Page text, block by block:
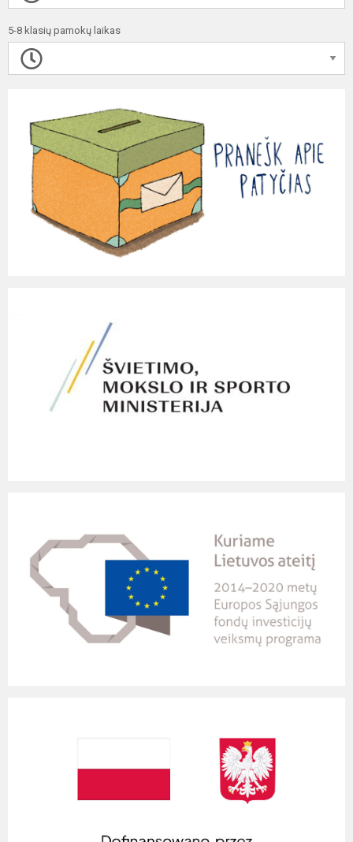
5-8 klasių pamokų laikas